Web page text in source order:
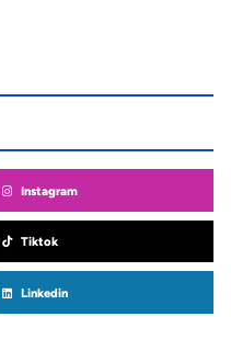
Instagram
Tiktok
Linkedin